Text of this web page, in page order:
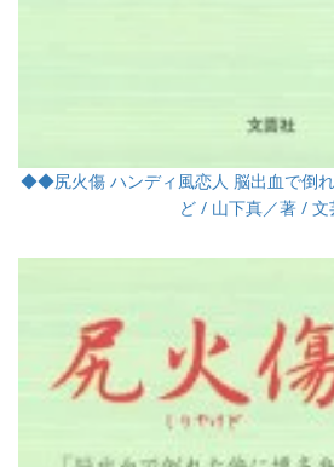
◆◆尻火傷 ハンディ風恋人 脳出血で倒
ど / 山下真／著 / 文